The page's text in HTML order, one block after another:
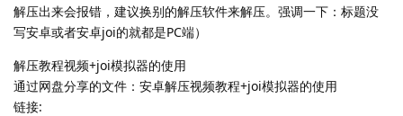
解压出来会报错，建议换别的解压软件来解压。强调一下：标题没
写安卓或者安卓joi的就都是PC端）
解压教程视频+joi模拟器的使用
通过网盘分享的文件：安卓解压视频教程+joi模拟器的使用
链接: